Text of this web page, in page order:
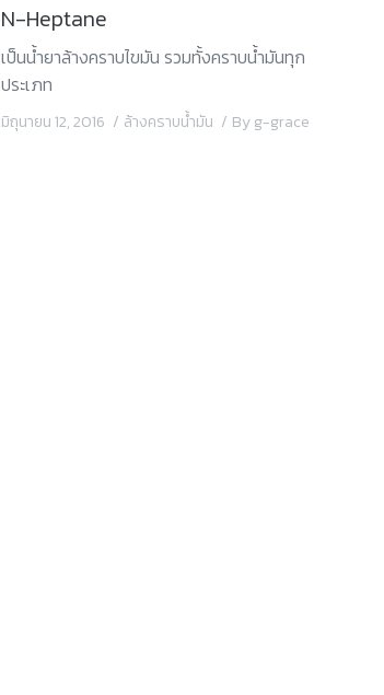
N-Heptane
เป็นน้ำยาล้างคราบไขมัน รวมทั้งคราบน้ำมันทุก
ประเภท
มิถุนายน 12, 2016 ล้างคราบน้ำมัน Byg-grace